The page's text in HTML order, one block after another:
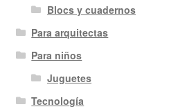
Blocs y cuadernos
Para arquitectas
Para niños
Juguetes
Tecnología